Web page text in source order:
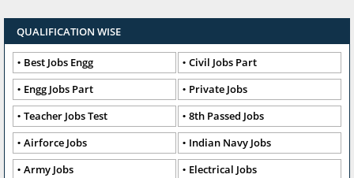
QUALIFICATION WISE
Best Jobs Engg
Civil Jobs Part
Engg Jobs Part
Private Jobs
Teacher Jobs Test
8th Passed Jobs
Airforce Jobs
Indian Navy Jobs
Army Jobs
Electrical Jobs